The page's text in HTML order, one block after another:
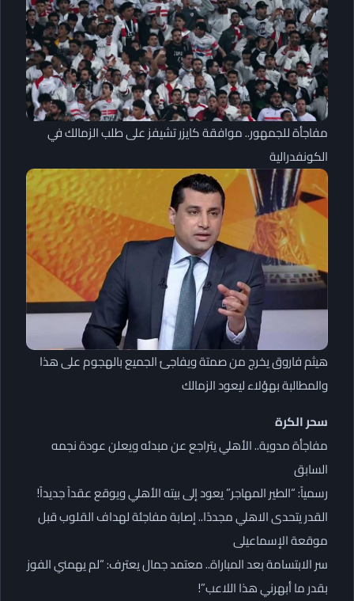
مفاجأة للجمهور.. موافقة كايزر تشيفز على طلب الزمالك في
الكونفدرالية
هيثم فاروق يخرج من صمتة ويفاجئ الجميع بالهجوم على هذا
والمطالبة بهؤلاء ليعود الزمالك
سحر الكرة
مفاجأة مدوية.. الأهلي يتراجع عن مبدئه ويعلن عودة نجمه
السابق
رسمياً: “الطير المهاجر” يعود إلى بيته الأهلي ويوقع عقداً جديداً!
القدر يتحدى الاهلي مجددًا.. إصابة مفاجئة لهداف القلوب قبل
موقعة الإسماعيلى
سر الابتسامة بعد المباراة.. معتمد جمال يعترف: “لم يهمني الفوز
بقدر ما أبهرني هذا اللاعب”!